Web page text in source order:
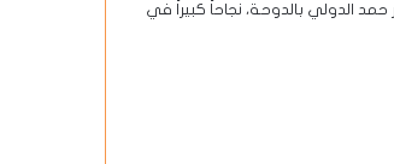
الدولي بالدوحة، نجاحاً كبيراً في